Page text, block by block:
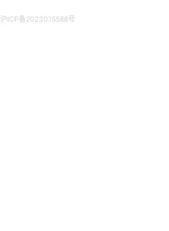
沪ICP备2023015588号